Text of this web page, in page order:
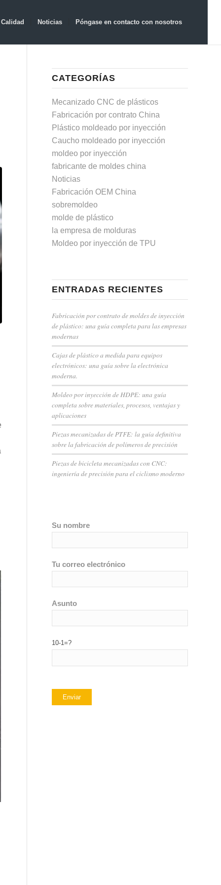
Calidad Noticias Póngase en contacto con nosotros
CATEGORÍAS
Mecanizado CNC de plásticos
Fabricación por contrato China
Plástico moldeado por inyección
Caucho moldeado por inyección
moldeo por inyección
fabricante de moldes china
Noticias
Fabricación OEM China
sobremoldeo
molde de plástico
la empresa de molduras
Moldeo por inyección de TPU
ENTRADAS RECIENTES
Fabricación por contrato de moldes de inyección
de plástico: una guía completa para las empresas
modernas
Cajas de plástico a medida para equipos
electrónicos: una guía sobre la electrónica
moderna.
Moldeo por inyección de HDPE: una guía
completa sobre materiales, procesos, ventajas y
aplicaciones
Piezas mecanizadas de PTFE: la guía definitiva
sobre la fabricación de polímeros de precisión
Piezas de bicicleta mecanizadas con CNC:
ingeniería de precisión para el ciclismo moderno
Su nombre
Tu correo electrónico
Asunto
10-1=?